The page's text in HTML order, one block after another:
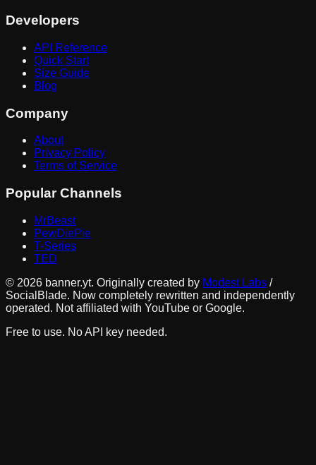
Developers
API Reference
Quick Start
Size Guide
Blog
Company
About
Privacy Policy
Terms of Service
Popular Channels
MrBeast
PewDiePie
T-Series
TED
© 2026 banner.yt. Originally created by Modest Labs /
SocialBlade. Now completely rewritten and independently
operated. Not affiliated with YouTube or Google.
Free to use. No API key needed.